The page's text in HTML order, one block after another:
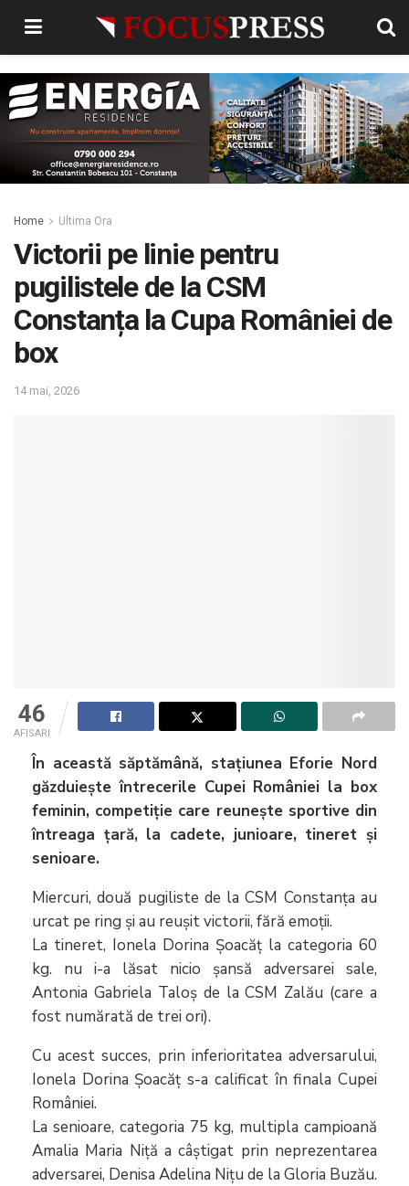
Home Ultima Ora
Victorii pe linie pentru
pugilistele de la CSM
Constanța la Cupa României de
box
14 mai, 2026
46
AFISARI
În această săptămână, stațiunea Eforie Nord
găzduiește întrecerile Cupei României la box
feminin, competiție care reunește sportive din
întreaga țară, la cadete, junioare, tineret și
senioare.
Miercuri, două pugiliste de la CSM Constanța au
urcat pe ring și au reușit victorii, fără emoții.
La tineret, Ionela Dorina Șoacăț la categoria 60
kg. nu i-a lăsat nicio șansă adversarei sale,
Antonia Gabriela Taloș de la CSM Zalău (care a
fost numărată de trei ori).
Cu acest succes, prin inferioritatea adversarului,
Ionela Dorina Șoacăț s-a calificat în finala Cupei
României.
La senioare, categoria 75 kg, multipla campioană
Amalia Maria Niță a câștigat prin neprezentarea
adversarei, Denisa Adelina Nițu de la Gloria Buzău.